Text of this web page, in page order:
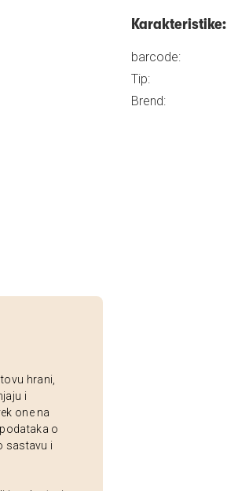
hrani,
i
one na
o
sastavu i
Karakteristike:
barcode:
Tip:
Brend: